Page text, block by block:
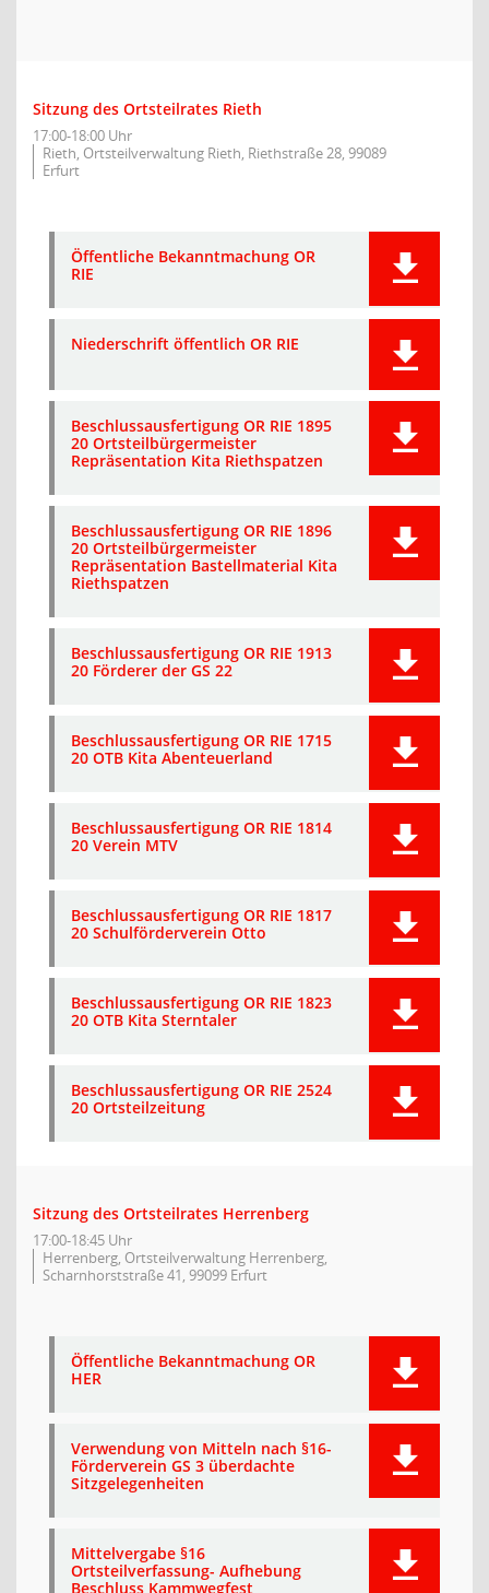
Sitzung des Ortsteilrates Rieth
17:00-18:00 Uhr
Rieth, Ortsteilverwaltung Rieth, Riethstraße 28, 99089
Erfurt
Öffentliche Bekanntmachung OR
RIE
Niederschrift öffentlich OR RIE
Beschlussausfertigung OR RIE 1895
20 Ortsteilbürgermeister
Repräsentation Kita Riethspatzen
Beschlussausfertigung OR RIE 1896
20 Ortsteilbürgermeister
Repräsentation Bastellmaterial Kita
Riethspatzen
Beschlussausfertigung OR RIE 1913
20 Förderer der GS 22
Beschlussausfertigung OR RIE 1715
20 OTB Kita Abenteuerland
Beschlussausfertigung OR RIE 1814
20 Verein MTV
Beschlussausfertigung OR RIE 1817
20 Schulförderverein Otto
Beschlussausfertigung OR RIE 1823
20 OTB Kita Sterntaler
Beschlussausfertigung OR RIE 2524
20 Ortsteilzeitung
Sitzung des Ortsteilrates Herrenberg
17:00-18:45 Uhr
Herrenberg, Ortsteilverwaltung Herrenberg,
Scharnhorststraße 41, 99099 Erfurt
Öffentliche Bekanntmachung OR
HER
Verwendung von Mitteln nach §16-
Förderverein GS 3 überdachte
Sitzgelegenheiten
Mittelvergabe §16
Ortsteilverfassung- Aufhebung
Beschluss Kammwegfest